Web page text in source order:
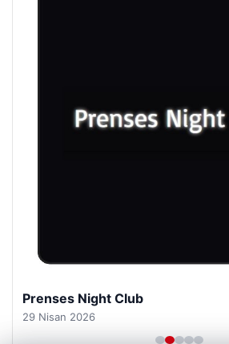
Prenses Night Club
29 Nisan 2026